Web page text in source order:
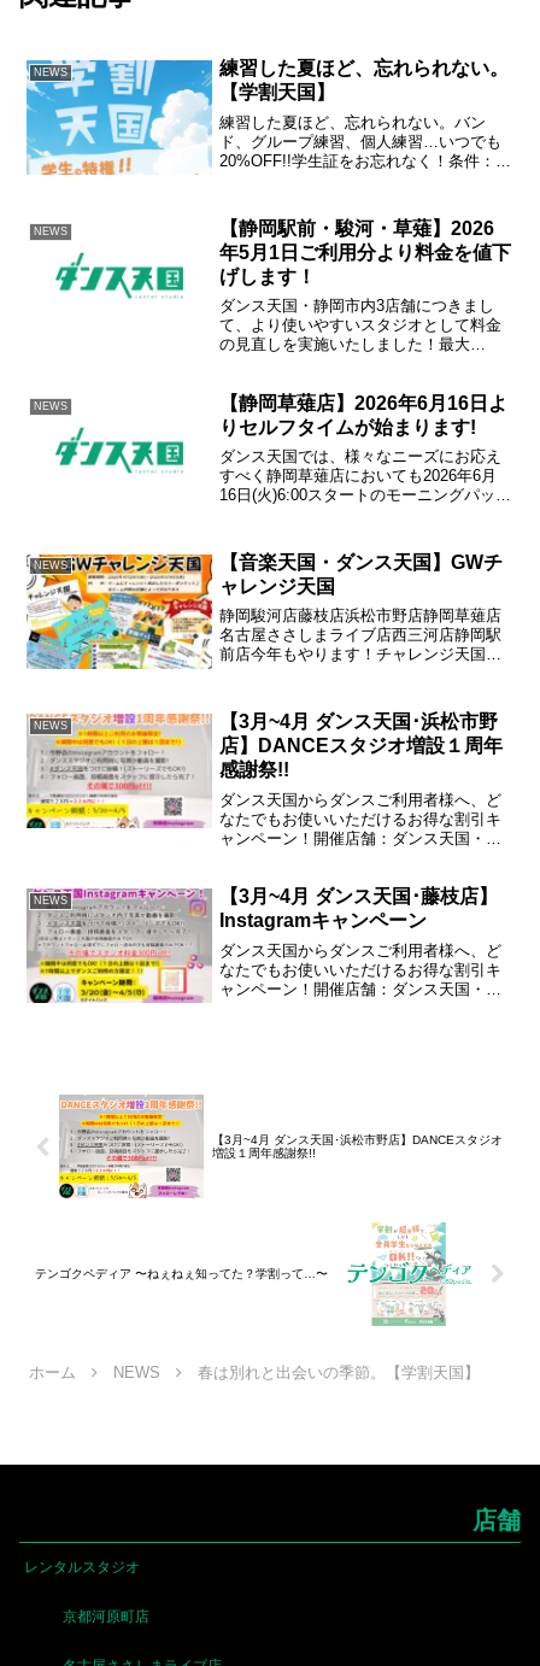
NEWS
練習した夏ほど、忘れられない。
【学割天国】
練習した夏ほど、忘れられない。バン
ド、グループ練習、個人練習…いつでも
20%OFF!!学生証をお忘れなく！条件：ご
いた場合。※セルフタイム(モーニングパ
ック・ナイトパ...
NEWS
【静岡駅前・駿河・草薙】2026
年5月1日ご利用分より料金を値下
げします！
ダンス天国・静岡市内3店舗につきまし
て、より使いやすいスタジオとして料金
の見直しを実施いたしました！最大
場合… 1,936円 → 1...
NEWS
【静岡草薙店】2026年6月16日よ
りセルフタイムが始まります!
ダンス天国では、様々なニーズにお応え
すべく静岡草薙店においても2026年6月
16日(火)6:00スタートのモーニングパック
営業時間とし、6.5時間(23:...
NEWS
【音楽天国・ダンス天国】GWチ
ャレンジ天国
静岡駿河店藤枝店浜松市野店静岡草薙店
名古屋ささしまライブ店西三河店静岡駅
前店今年もやります！チャレンジ天国！
て異なります期間：
2026.04.29(水)~2026...
NEWS
【3月~4月 ダンス天国･浜松市野
店】DANCEスタジオ増設１周年
感謝祭!!
ダンス天国からダンスご利用者様へ、ど
なたでもお使いいただけるお得な割引キ
ャンペーン！開催店舗：ダンス天国・浜
店のInstagramアカウントをフォロー...
NEWS
【3月~4月 ダンス天国･藤枝店】
Instagramキャンペーン
ダンス天国からダンスご利用者様へ、ど
なたでもお使いいただけるお得な割引キ
ャンペーン！開催店舗：ダンス天国・藤
【3月~4月 ダンス天国･浜松市野店】DANCEスタジオ
増設１周年感謝祭!!
テンゴクペディア 〜ねぇねぇ知ってた？学割って…〜
ホーム NEWS 春は別れと出会いの季節。【学割天国】
店舗
レンタルスタジオ
京都河原町店